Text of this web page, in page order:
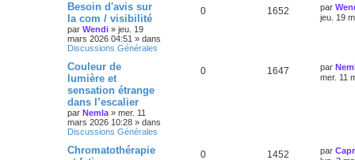
Besoin d'avis sur
la com / visibilité
par Wendi » jeu. 19
mars 2026 04:51 » dans
Discussions Générales
0 1652 par
jeu. 19
Couleur de
lumière et
sensation étrange
dans l’escalier
par Nemla » mer. 11
mars 2026 10:28 » dans
Discussions Générales
0 1647 par
mer. 11
Chromatothérapie
0 1452 par